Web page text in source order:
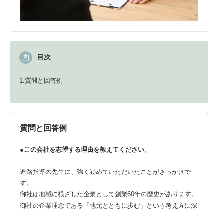
目次
1.質問と回答例
質問と回答例
●この会社を志望する理由を教えてください。
進路指導の先生に、強く勧めていただいたことがきっかけで
す。
御社は地域に根ざした企業として創業60年の歴史があります。
御社の企業理念である「地元とともに歩む」という考え方に深